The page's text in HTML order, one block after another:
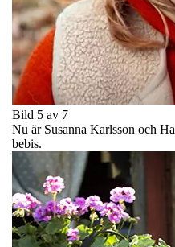
Bild 5 av 7
Nu är Susanna Karlsson och
bebis.